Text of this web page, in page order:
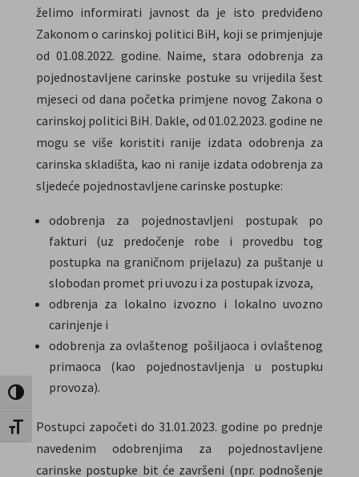
Toggle High Contrast
Toggle Font size
želimo informirati javnost da je isto predviđeno
Zakonom o carinskoj politici BiH, koji se primjenjuje
od 01.08.2022. godine. Naime, stara odobrenja za
pojednostavljene carinske postuke su vrijedila šest
mjeseci od dana početka primjene novog Zakona o
carinskoj politici BiH. Dakle, od 01.02.2023. godine ne
mogu se više koristiti ranije izdata odobrenja za
carinska skladišta, kao ni ranije izdata odobrenja za
sljedeće pojednostavljene carinske postupke:
odobrenja za pojednostavljeni postupak po
fakturi (uz predočenje robe i provedbu tog
postupka na graničnom prijelazu) za puštanje u
slobodan promet pri uvozu i za postupak izvoza,
odbrenja za lokalno izvozno i lokalno uvozno
carinjenje i
odobrenja za ovlaštenog pošiljaoca i ovlaštenog
primaoca (kao pojednostavljenja u postupku
provoza).
Postupci započeti do 31.01.2023. godine po prednje
navedenim odobrenjima za pojednostavljene
carinske postupke bit će završeni (npr. podnošenje